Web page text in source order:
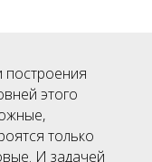
построения
этого
только
И задачей